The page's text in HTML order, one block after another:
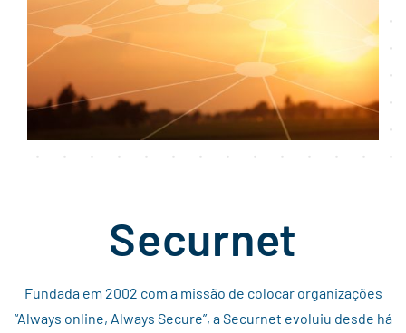
Securnet
Fundada em 2002 com a missão de colocar organizações
“Always online, Always Secure”, a Securnet evoluiu desde há